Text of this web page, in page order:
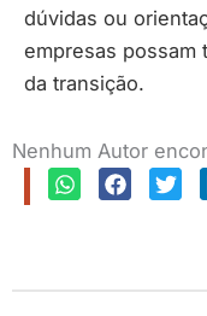
dúvidas ou
empresas possam
da transição.
Nenhum Autor